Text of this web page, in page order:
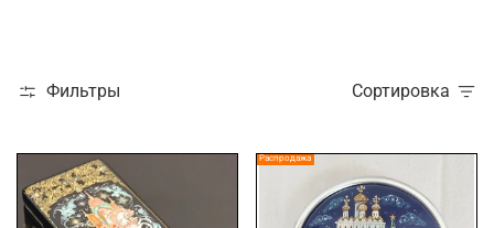
Фильтры Сортировка
Распродажа